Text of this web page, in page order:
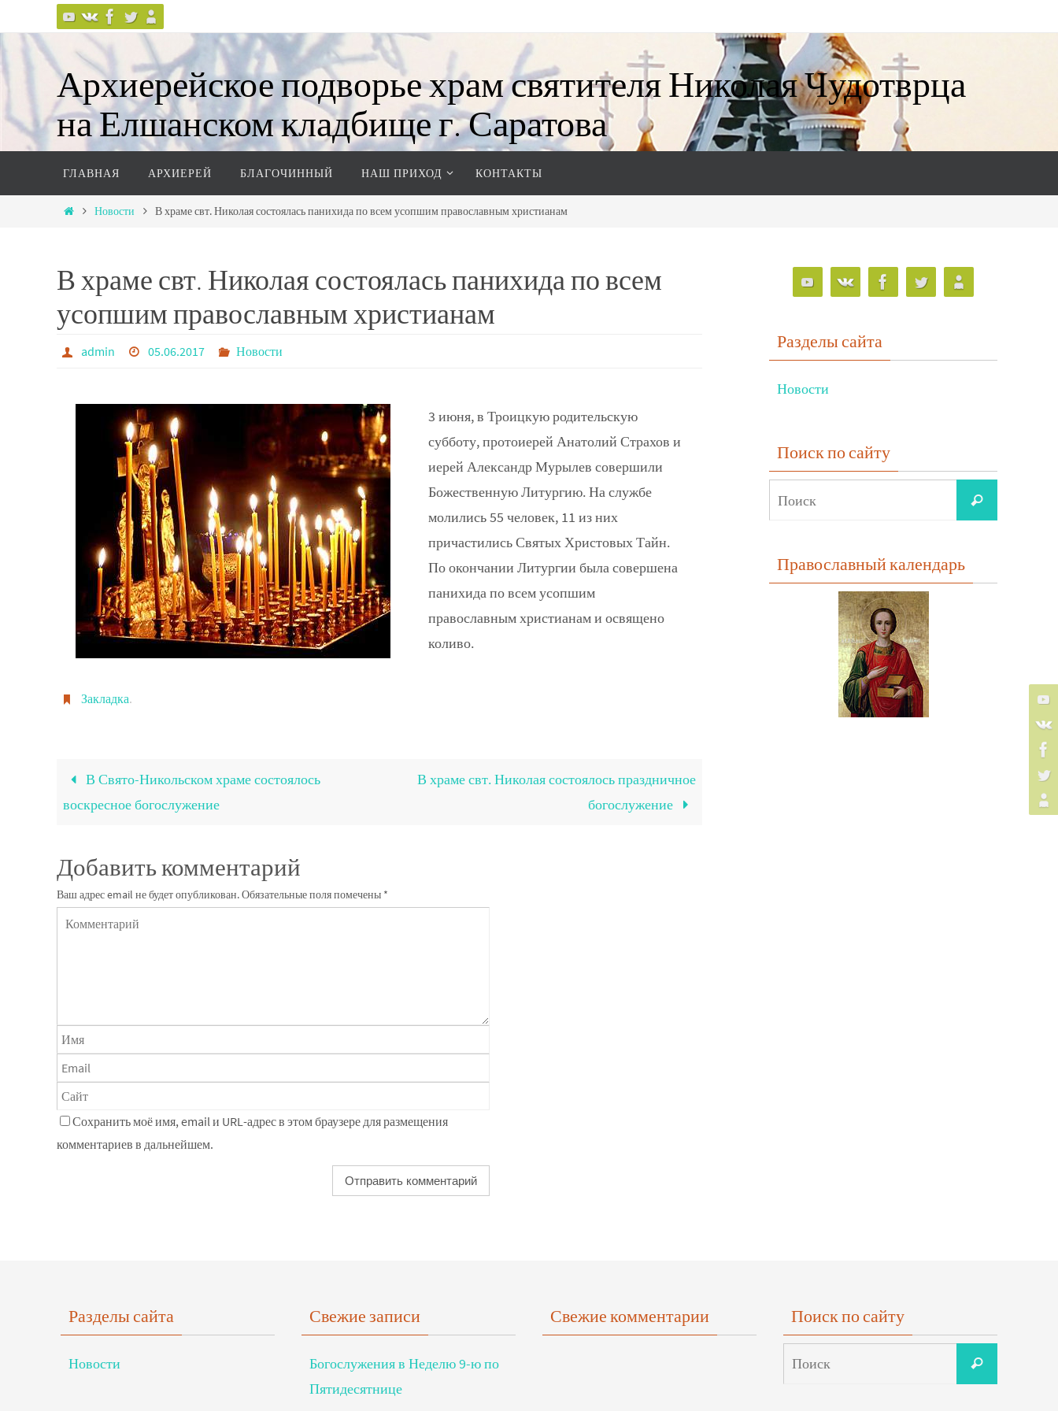
к
содержимомуАрхиерейское подворье храм святителя Николая Чудотврца
на Елшанском кладбище г. Саратова
содержимому
ГЛАВНАЯ АРХИЕРЕЙ БЛАГОЧИННЫЙ НАШ ПРИХОД КОНТАКТЫ
Главная
Новости В храме свт. Николая состоялась панихида по всем усопшим православным христианам
В храме свт. Николая состоялась панихида по всем
усопшим православным христианам
admin 05.06.2017 Новости
3 июня, в Троицкую родительскую
субботу, протоиерей Анатолий Страхов и
иерей Александр Мурылев совершили
Божественную Литургию. На службе
молились 55 человек, 11 из них
причастились Святых Христовых Тайн.
По окончании Литургии была совершена
панихида по всем усопшим
православным христианам и освящено
коливо.
Закладка.
В Свято-Никольском храме состоялось
воскресное богослужение
В храме свт. Николая состоялось праздничное
богослужение
Добавить комментарий
Ваш адрес email не будет опубликован.Обязательные поля помечены *
Сохранить моё имя, email и URL-адрес в этом браузере для размещения
комментариев в дальнейшем.
Разделы сайта
Новости
Поиск по сайту
искать:
Поиск
Православный календарь
Разделы сайта
Новости
Свежие записи
Богослужения в Неделю 9-ю по
Пятидесятнице
Свежие комментарии Поиск по сайту
искать:
Поиск